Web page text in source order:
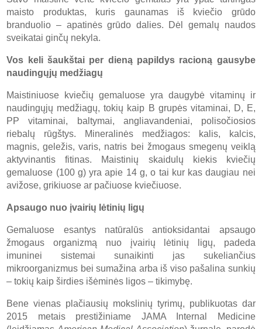
maisto produktas, kuris gaunamas iš kviečio grūdo
branduolio – apatinės grūdo dalies. Dėl gemalų naudos
sveikatai ginčų nekyla.
Vos keli šaukštai per dieną papildys racioną gausybe
naudingųjų medžiagų
Maistiniuose kviečių gemaluose yra daugybė vitaminų ir
naudingųjų medžiagų, tokių kaip B grupės vitaminai, D, E,
PP vitaminai, baltymai, angliavandeniai, polisočiosios
riebalų rūgštys. Mineralinės medžiagos: kalis, kalcis,
magnis, geležis, varis, natris bei žmogaus smegenų veiklą
aktyvinantis fitinas. Maistinių skaidulų kiekis kviečių
gemaluose (100 g) yra apie 14 g, o tai kur kas daugiau nei
avižose, grikiuose ar pačiuose kviečiuose.
Apsaugo nuo įvairių lėtinių ligų
Gemaluose esantys natūralūs antioksidantai apsaugo
žmogaus organizmą nuo įvairių lėtinių ligų, padeda
imuninei sistemai sunaikinti jas sukeliančius
mikroorganizmus bei sumažina arba iš viso pašalina sunkių
– tokių kaip širdies išėminės ligos – tikimybę.
Bene vienas plačiausių mokslinių tyrimų, publikuotas dar
2015 metais prestižiniame JAMA Internal Medicine